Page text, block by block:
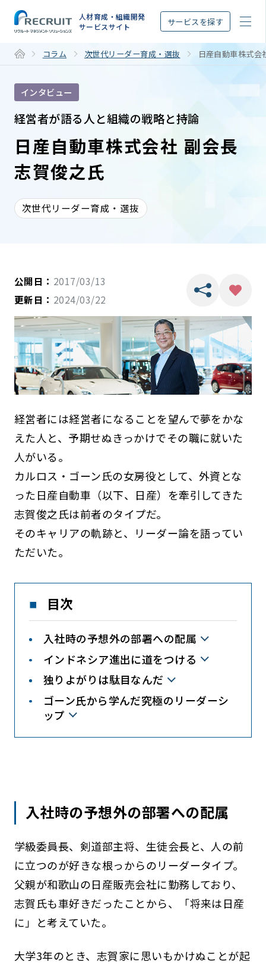
人材育成・組織開発
サービスサイト
サービスを探す
コラム 次世代リーダー育成・選抜 日産自動車株式会
インタビュー
経営者が語る人と組織の戦略と持論
日産自動車株式会社 副会長
志賀俊之氏
次世代リーダー育成・選抜
公開日： 2017/03/13
更新日： 2024/03/22
経営者には経営者になることを望んで夢をかな
えた人と、予期せぬきっかけでその職に就いた
人がいる。
カルロス・ゴーン氏の女房役として、外資とな
った日産自動車（以下、日産）を牽引してきた
志賀俊之氏は前者のタイプだ。
そのキャリアの軌跡と、リーダー論を語ってい
ただいた。
目次
入社時の予想外の部署への配属
インドネシア進出に道をつける
独りよがりは駄目なんだ
ゴーン氏から学んだ究極のリーダーシ
ップ
入社時の予想外の部署への配属
学級委員長、剣道部主将、生徒会長と、人の前
に立つのが好きな根っからのリーダータイプ。
父親が和歌山の日産販売会社に勤務しており、
志賀氏も車好きだったことから、「将来は日産
に」と考えていた。
大学3年のとき、志賀家に思いもかけぬことが起